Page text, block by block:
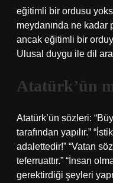
eğitimli bir ordusu
meydanında ne kadar
ancak eğitimli bir
Ulusal duygu ile dil
Atatürk’ün
Atatürk’ün sözleri:
tarafından yapılır.”
adalettedir!” “Vatan
teferruattır.” “İnsan
gerektirdiği şeyleri